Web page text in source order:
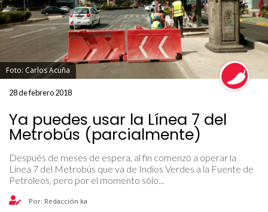
Foto: Carlos Acuña
28 de febrero 2018
Ya puedes usar la Línea 7 del
Metrobús (parcialmente)
Después de meses de espera, al fin comenzó a operar la
Línea 7 del Metrobús que va de Indios Verdes a la Fuente de
Petróleos, pero por el momento sólo...
Por: Redacción ka